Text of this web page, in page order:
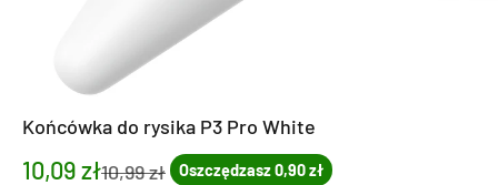
Końcówka do rysika P3 Pro White
Cena promocyjna
10,09 złCena regularna
10,99 zł Oszczędzasz 0,90 zł